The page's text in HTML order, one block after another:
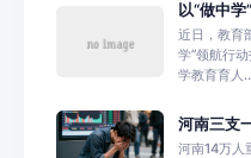
以“做中
近日，教育
学”领航行
学教育育人
河南三支
河南14万人